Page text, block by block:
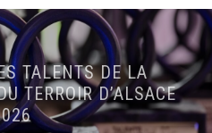
TALENTS DE LA
TERROIR D’ALSACE